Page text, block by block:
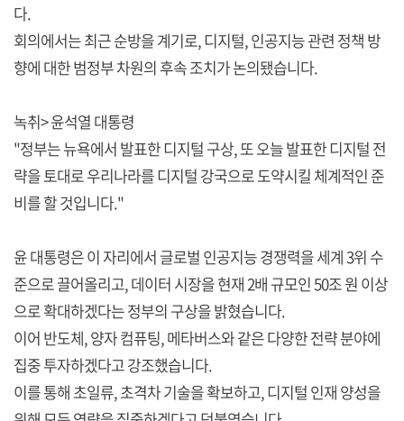
다.
회의에서는 최근 순방을 계기로, 디지털, 인공지능 관련 정책 방
향에 대한 범정부 차원의 후속 조치가 논의됐습니다.
녹취> 윤석열 대통령
"정부는 뉴욕에서 발표한 디지털 구상, 또 오늘 발표한 디지털 전
략을 토대로 우리나라를 디지털 강국으로 도약시킬 체계적인 준
비를 할 것입니다."
윤 대통령은 이 자리에서 글로벌 인공지능 경쟁력을 세계 3위 수
준으로 끌어올리고, 데이터 시장을 현재 2배 규모인 50조 원 이상
으로 확대하겠다는 정부의 구상을 밝혔습니다.
이어 반도체, 양자 컴퓨팅, 메타버스와 같은 다양한 전략 분야에
집중 투자하겠다고 강조했습니다.
이를 통해 초일류, 초격차 기술을 확보하고, 디지털 인재 양성을